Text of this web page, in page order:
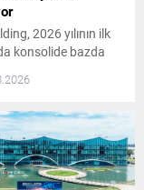
2026 yılının ilk
konsolide bazda
milyar ABD
gelir elde etti. Bu
yatırım
Son 5 yıldaki
yatırım tutarı ise
USD‘ye ulaştı.